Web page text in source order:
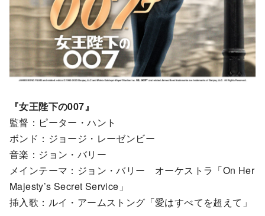
『女王陛下の007』
監督：ピーター・ハント
ボンド：ジョージ・レーゼンビー
音楽：ジョン・バリー
メインテーマ：ジョン・バリー オーケストラ「On Her
Majesty’s Secret Service」
挿入歌：ルイ・アームストング「愛はすべてを超えて」